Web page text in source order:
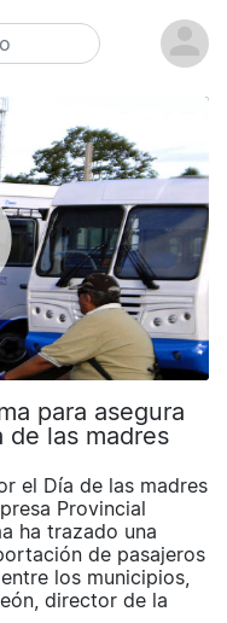
para asegura
de las madres
el Día de las madres
Provincial
ha trazado una
de pasajeros
los municipios,
director de la